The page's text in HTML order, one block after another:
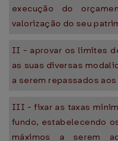
execução do
valorização do seu
II - aprovar os limites
as suas diversas
a serem repassados
III - fixar as taxas
fundo, estabelecendo
máximos a serem